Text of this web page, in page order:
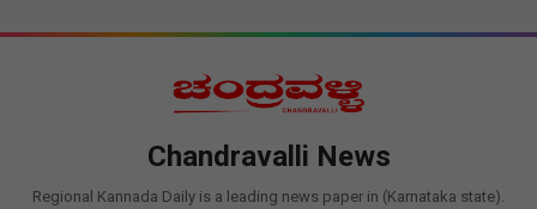
Chandravalli News
Regional Kannada Daily is a leading news paper in (Karnataka state).